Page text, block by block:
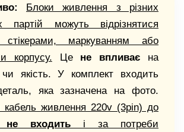
Блоки живлення з різних
партій можуть відрізнятися
стікерами, маркуванням або
корпусу. Це не впливає на
чи якість. У комплект входить
яка зазначена на фото.
живлення 220v (3pin) до
не входить і за потреби